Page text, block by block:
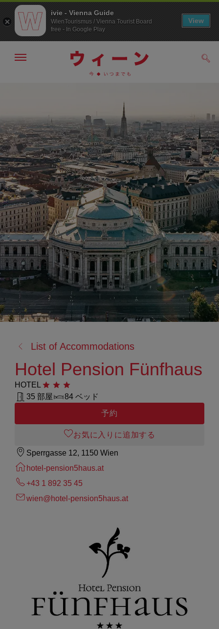
へ
ジ
の
ト
ッ
プ
へ
メ
非
表
示
る:
List of Accommodations
Hotel Pension Fünfhaus
HOTEL 星3つ
35 部屋
84 ベッド
予約
お気に入りに追加する
Sperrgasse 12, 1150 Wien
hotel-pension5haus.at
+43 1 892 35 45
wien@hotel-pension5haus.at
ivie - Vienna Guide
WienTourismus / Vienna Tourist Board
free - In Google Play
View